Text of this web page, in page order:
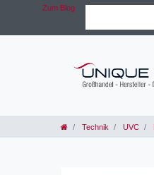
Zum Blog
Technik UVC